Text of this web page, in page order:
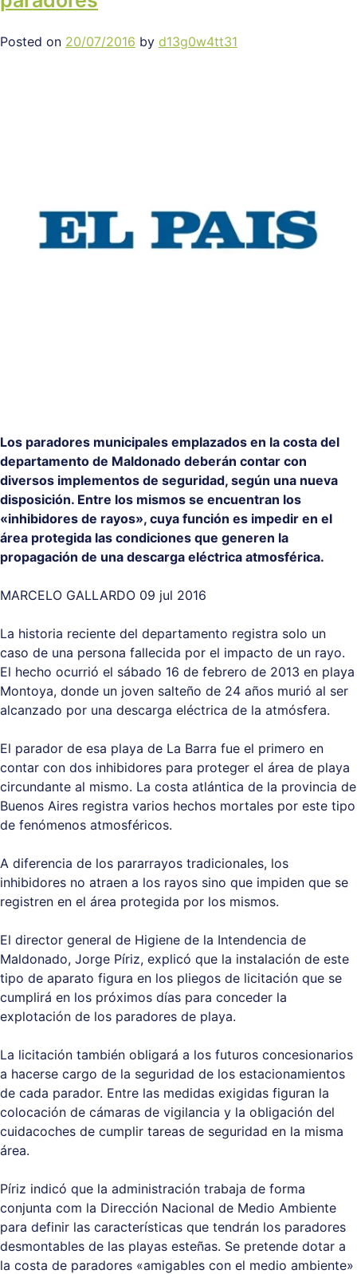
Posted on 20/07/2016 by d13g0w4tt31
Los paradores municipales emplazados en la costa del
departamento de Maldonado deberán contar con
diversos implementos de seguridad, según una nueva
disposición. Entre los mismos se encuentran los
«inhibidores de rayos», cuya función es impedir en el
área protegida las condiciones que generen la
propagación de una descarga eléctrica atmosférica.
MARCELO GALLARDO 09 jul 2016
La historia reciente del departamento registra solo un
caso de una persona fallecida por el impacto de un rayo.
El hecho ocurrió el sábado 16 de febrero de 2013 en playa
Montoya, donde un joven salteño de 24 años murió al ser
alcanzado por una descarga eléctrica de la atmósfera.
El parador de esa playa de La Barra fue el primero en
contar con dos inhibidores para proteger el área de playa
circundante al mismo. La costa atlántica de la provincia de
Buenos Aires registra varios hechos mortales por este tipo
de fenómenos atmosféricos.
A diferencia de los pararrayos tradicionales, los
inhibidores no atraen a los rayos sino que impiden que se
registren en el área protegida por los mismos.
El director general de Higiene de la Intendencia de
Maldonado, Jorge Píriz, explicó que la instalación de este
tipo de aparato figura en los pliegos de licitación que se
cumplirá en los próximos días para conceder la
explotación de los paradores de playa.
La licitación también obligará a los futuros concesionarios
a hacerse cargo de la seguridad de los estacionamientos
de cada parador. Entre las medidas exigidas figuran la
colocación de cámaras de vigilancia y la obligación del
cuidacoches de cumplir tareas de seguridad en la misma
área.
Píriz indicó que la administración trabaja de forma
conjunta com la Dirección Nacional de Medio Ambiente
para definir las características que tendrán los paradores
desmontables de las playas esteñas. Se pretende dotar a
la costa de paradores «amigables con el medio ambiente»